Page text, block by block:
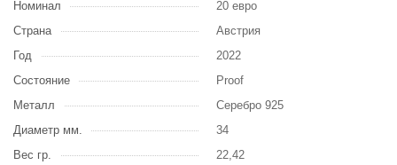
Номинал
20 евро
Страна
Австрия
Год
2022
Состояние
Proof
Металл
Серебро 925
Диаметр мм.
34
Вес гр.
22,42